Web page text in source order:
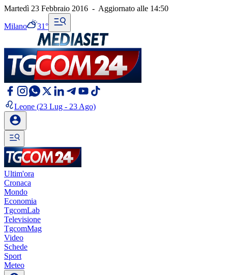
Martedì 23 Febbraio 2016 - Aggiornato alle 14:50
Milano 31°
Leone (23 Lug - 23 Ago)
Ultim'ora
Cronaca
Mondo
Economia
TgcomLab
Televisione
TgcomMag
Video
Schede
Sport
Meteo